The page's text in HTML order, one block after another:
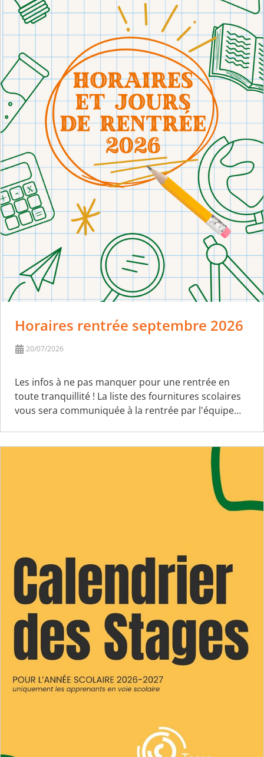
Horaires rentrée septembre 2026
20/07/2026
Les infos à ne pas manquer pour une rentrée en
toute tranquillité ! La liste des fournitures scolaires
vous sera communiquée à la rentrée par l'équipe…